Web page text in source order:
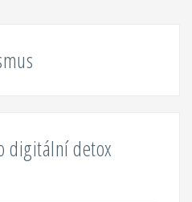
digitální detox